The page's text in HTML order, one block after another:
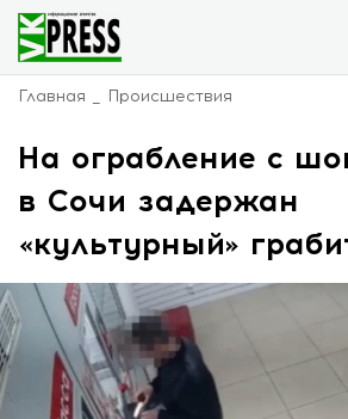
Главная Происшествия
На ограбление с
в Сочи задержан
«культурный»